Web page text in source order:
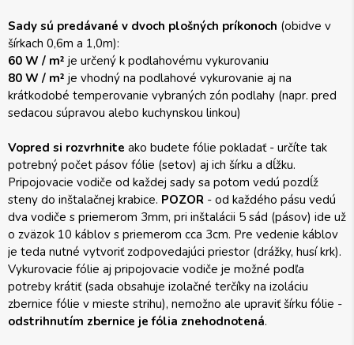
Sady sú predávané v dvoch plošných príkonoch (obidve v
šírkach 0,6m a 1,0m):
60 W / m² je určený k podlahovému vykurovaniu
80 W / m² je vhodný na podlahové vykurovanie aj na
krátkodobé temperovanie vybraných zón podlahy (napr. pred
sedacou súpravou alebo kuchynskou linkou)
Vopred si rozvrhnite ako budete fólie pokladať - určíte tak
potrebný počet pásov fólie (setov) aj ich šírku a dĺžku.
Pripojovacie vodiče od každej sady sa potom vedú pozdĺž
steny do inštalačnej krabice. POZOR - od každého pásu vedú
dva vodiče s priemerom 3mm, pri inštalácii 5 sád (pásov) ide už
o zväzok 10 káblov s priemerom cca 3cm. Pre vedenie káblov
je teda nutné vytvoriť zodpovedajúci priestor (drážky, husí krk).
Vykurovacie fólie aj pripojovacie vodiče je možné podľa
potreby krátiť (sada obsahuje izolačné terčíky na izoláciu
zbernice fólie v mieste strihu), nemožno ale upraviť šírku fólie -
odstrihnutím zbernice je fólia znehodnotená.